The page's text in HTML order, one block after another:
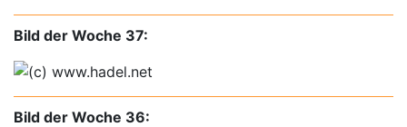
Bild der Woche 37:
Bild der Woche 36: